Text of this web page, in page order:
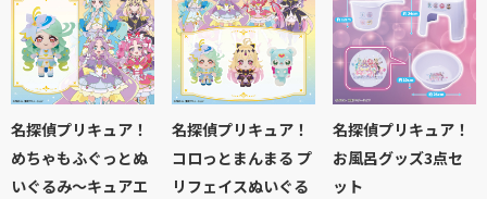
名探偵プリキュア！
めちゃもふぐっとぬ
いぐるみ～キュアエ
名探偵プリキュア！
コロっとまんまる プ
リフェイスぬいぐる
名探偵プリキュア！
お風呂グッズ3点セ
ット